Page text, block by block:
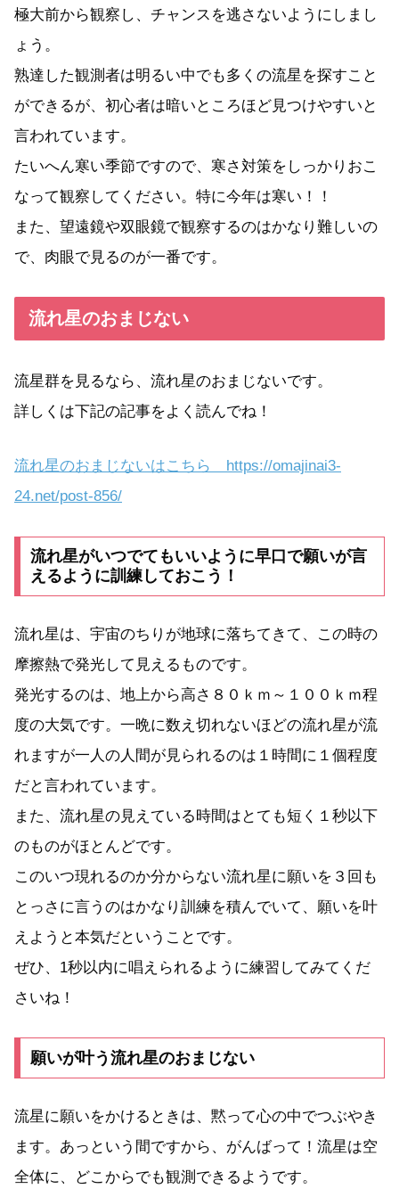
極大前から観察し、チャンスを逃さないようにしまし
ょう。
熟達した観測者は明るい中でも多くの流星を探すこと
ができるが、初心者は暗いところほど見つけやすいと
言われています。
たいへん寒い季節ですので、寒さ対策をしっかりおこ
なって観察してください。特に今年は寒い！！
また、望遠鏡や双眼鏡で観察するのはかなり難しいの
で、肉眼で見るのが一番です。
流れ星のおまじない
流星群を見るなら、流れ星のおまじないです。
詳しくは下記の記事をよく読んでね！
流れ星のおまじないはこちら https://omajinai3-
24.net/post-856/
流れ星がいつでてもいいように早口で願いが言
えるように訓練しておこう！
流れ星は、宇宙のちりが地球に落ちてきて、この時の
摩擦熱で発光して見えるものです。
発光するのは、地上から高さ８０ｋｍ～１００ｋｍ程
度の大気です。一晩に数え切れないほどの流れ星が流
れますが一人の人間が見られるのは１時間に１個程度
だと言われています。
また、流れ星の見えている時間はとても短く１秒以下
のものがほとんどです。
このいつ現れるのか分からない流れ星に願いを３回も
とっさに言うのはかなり訓練を積んでいて、願いを叶
えようと本気だということです。
ぜひ、1秒以内に唱えられるように練習してみてくだ
さいね！
願いが叶う流れ星のおまじない
流星に願いをかけるときは、黙って心の中でつぶやき
ます。あっという間ですから、がんばって！流星は空
全体に、どこからでも観測できるようです。